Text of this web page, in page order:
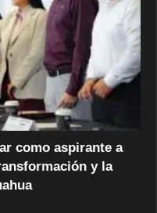
como aspirante a
y la